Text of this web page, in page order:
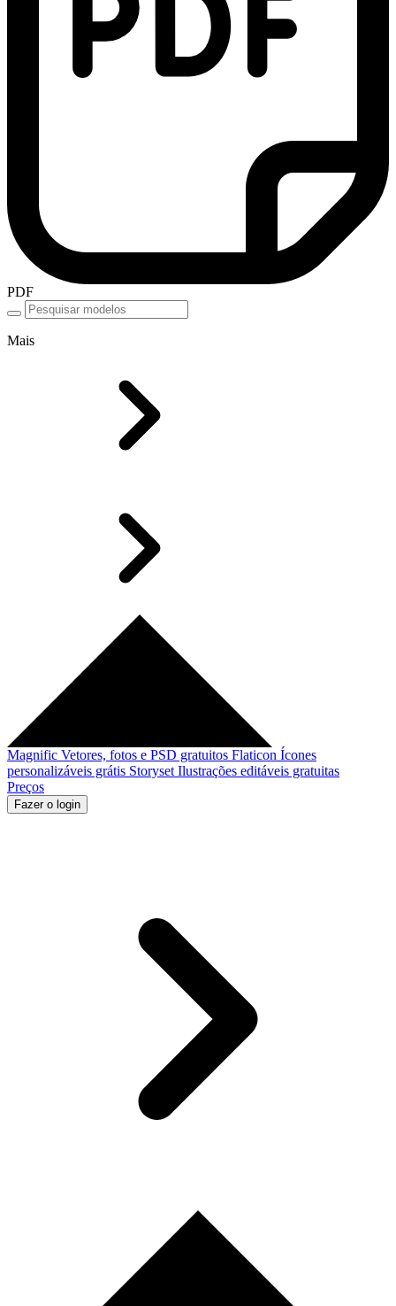
PDF
Mais
Magnific Vetores, fotos e PSD gratuitos Flaticon Ícones
personalizáveis grátis Storyset Ilustrações editáveis gratuitas
Preços
Fazer o login